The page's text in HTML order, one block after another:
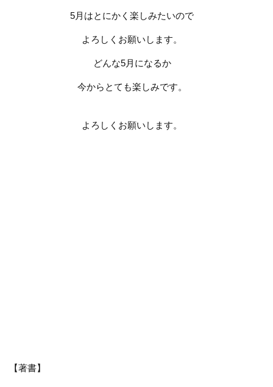
5月はとにかく楽しみたいので
よろしくお願いします。
どんな5月になるか
今からとても楽しみです。
よろしくお願いします。
【著書】